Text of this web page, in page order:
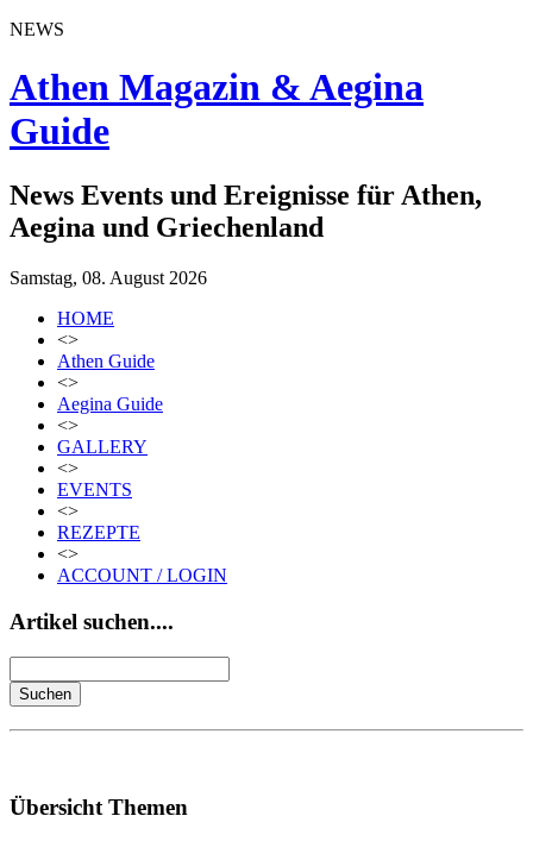
NEWS
Athen Magazin & Aegina
Guide
News Events und Ereignisse für Athen,
Aegina und Griechenland
Samstag, 08. August 2026
HOME
<>
Athen Guide
<>
Aegina Guide
<>
GALLERY
<>
EVENTS
<>
REZEPTE
<>
ACCOUNT / LOGIN
Artikel suchen....
Übersicht Themen